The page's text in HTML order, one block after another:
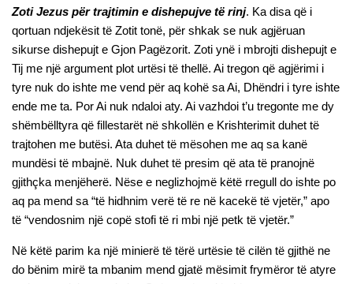
Zoti Jezus për trajtimin e dishepujve të rinj. Ka disa që i
qortuan ndjekësit të Zotit tonë, për shkak se nuk agjëruan
sikurse dishepujt e Gjon Pagëzorit. Zoti ynë i mbrojti dishepujt e
Tij me një argument plot urtësi të thellë. Ai tregon që agjërimi i
tyre nuk do ishte me vend për aq kohë sa Ai, Dhëndri i tyre ishte
ende me ta. Por Ai nuk ndaloi aty. Ai vazhdoi t’u tregonte me dy
shëmbëlltyra që fillestarët në shkollën e Krishterimit duhet të
trajtohen me butësi. Ata duhet të mësohen me aq sa kanë
mundësi të mbajnë. Nuk duhet të presim që ata të pranojnë
gjithçka menjëherë. Nëse e neglizhojmë këtë rregull do ishte po
aq pa mend sa “të hidhnim verë të re në kacekë të vjetër,” apo
të “vendosnim një copë stofi të ri mbi një petk të vjetër.”
Në këtë parim ka një minierë të tërë urtësie të cilën të gjithë ne
do bënim mirë ta mbanim mend gjatë mësimit frymëror të atyre